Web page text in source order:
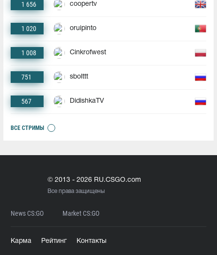
1 656 coopertv
1 020 oruipinto
1 008 Cinkrofwest
751 sbolttt
567 DidishkaTV
ВСЕ СТРИМЫ
© 2013 - 2026 RU.CSGO.com
Все права защищены
News CS:GO Market CS:GO
Карма Рейтинг Контакты